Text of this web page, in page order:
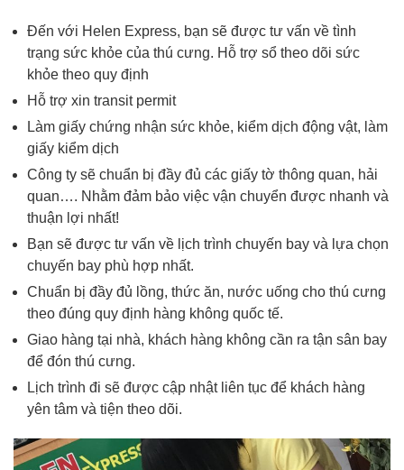
Đến với Helen Express, bạn sẽ được tư vấn về tình
trạng sức khỏe của thú cưng. Hỗ trợ sổ theo dõi sức
khỏe theo quy định
Hỗ trợ xin transit permit
Làm giấy chứng nhận sức khỏe, kiểm dịch động vật, làm
giấy kiểm dịch
Công ty sẽ chuẩn bị đầy đủ các giấy tờ thông quan, hải
quan…. Nhằm đảm bảo việc vận chuyển được nhanh và
thuận lợi nhất!
Bạn sẽ được tư vấn về lịch trình chuyến bay và lựa chọn
chuyến bay phù hợp nhất.
Chuẩn bị đầy đủ lồng, thức ăn, nước uống cho thú cưng
theo đúng quy định hàng không quốc tế.
Giao hàng tại nhà, khách hàng không cần ra tận sân bay
để đón thú cưng.
Lịch trình đi sẽ được cập nhật liên tục để khách hàng
yên tâm và tiện theo dõi.